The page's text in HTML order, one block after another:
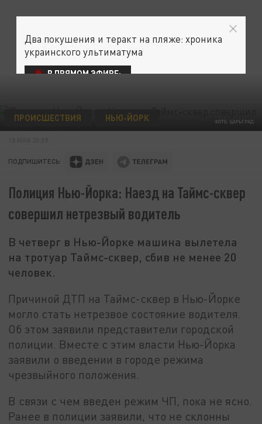
ФОТО: ЦАРЬГРАД
ПРОИСШЕСТВИЯ НЬЮ-ЙОРК
ПОДПИШИТЕСЬ:
Полиция Нью-Йорка: Наезд на Таймс-сквер
совершил нетрезвый водитель
В четверг в Нью-Йорке машина вылетела
на тротуар Таймс-сквер, сбив не менее 20
человек.
Причиной ДТП на Таймс-сквер в Нью-Йорке
могло стать нетрезвое состояние водителя.
Об этом заявили представители городской
полиции. Вместе с этим власти Нью-Йорка
заявили о введении в городе режима
чрезвыйного положения.
В связи с чем введен режим ЧП, пока не ясно.
Ранее в полиции заявили, что не склонны
Два покушения и теракт на пляже: хроника
украинского ультиматума
В ПРЯМОМ ЭФИРЕ: